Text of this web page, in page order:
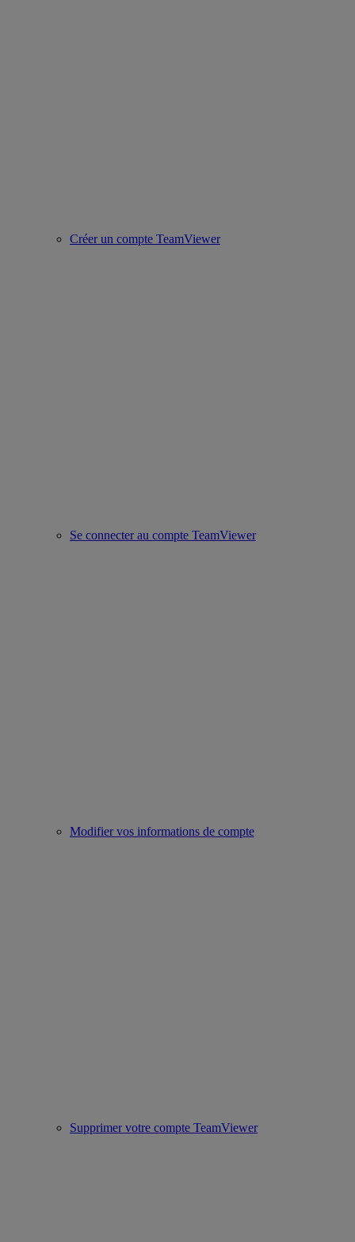
Créer un compte TeamViewer
Se connecter au compte TeamViewer
Modifier vos informations de compte
Supprimer votre compte TeamViewer